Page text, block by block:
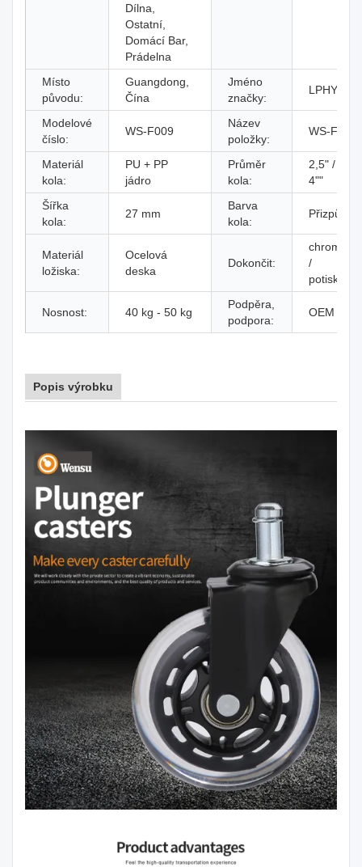
Dílna,
Ostatní,
Domácí Bar,
Prádelna
Místo
původu:
Guangdong,
Čína
Jméno
značky:
LPHY
Modelové
číslo:
WS-F009
Název
položky:
WS-F009
Materiál
kola:
PU + PP
jádro
Průměr
kola:
2,5" / 3" /
4""
Šířka
kola:
27 mm
Barva
kola:
Materiál
ložiska:
Ocelová
deska
Dokončit:
/
Nosnost: 40 kg - 50 kg
Podpěra,
podpora:
OEM /
Popis výrobku